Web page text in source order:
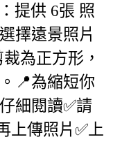
提供 6張 照
擇遠景照片
為正方形，
📍為縮短你
細閱讀✅請
上傳照片✅上